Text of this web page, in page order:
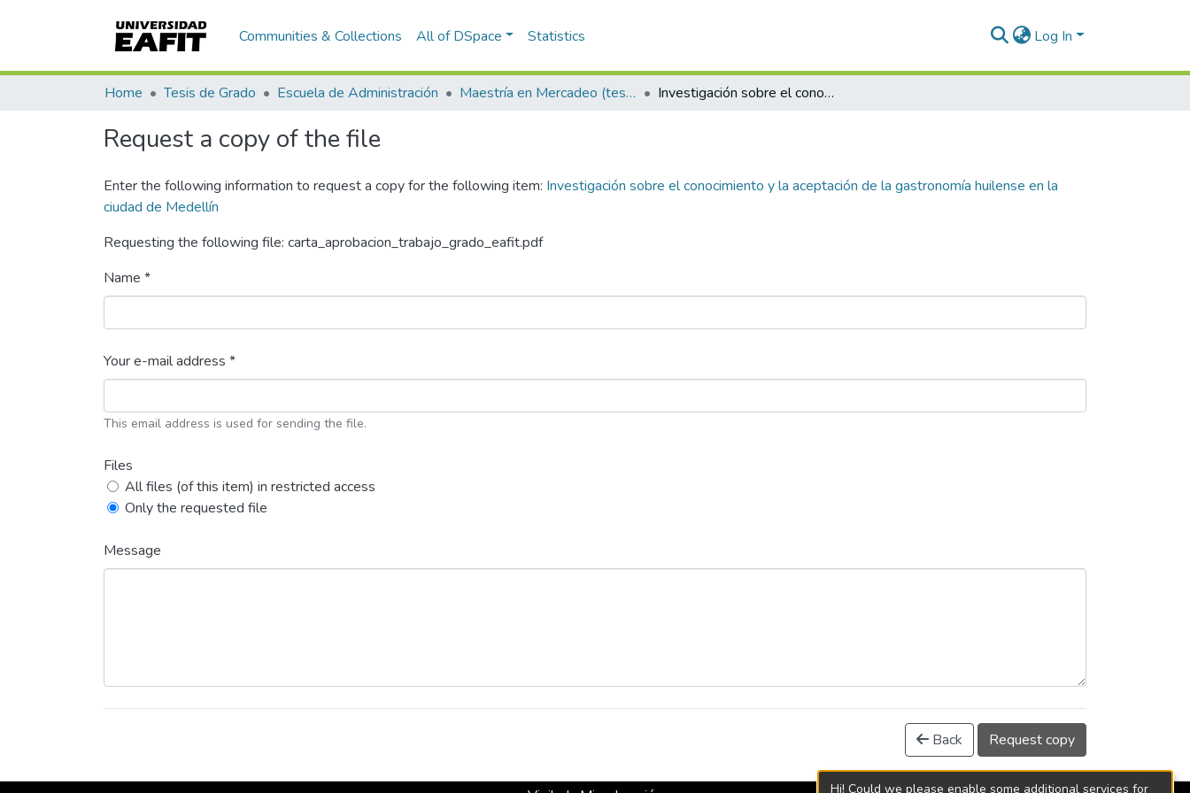
Communities & Collections All of DSpace Statistics Log In
Home Tesis de Grado Escuela de Administración Maestría en Mercadeo (tesis) Investigación sobre el conocimiento y la aceptación de la gastronomía huilense en la ciudad de Medellín
Request a copy of the file
Enter the following information to request a copy for the following item: Investigación sobre el conocimiento y la aceptación de la gastronomía huilense en la
ciudad de Medellín
Requesting the following file: carta_aprobacion_trabajo_grado_eafit.pdf
Name *
Your e-mail address *
This email address is used for sending the file.
Files
All files (of this item) in restricted access
Only the requested file
Message
Back Request copy
Hi! Could we please enable some additional services for